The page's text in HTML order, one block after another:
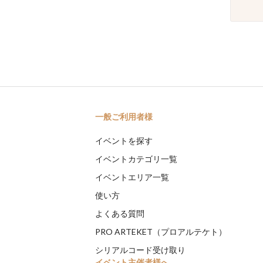
一般ご利用者様
イベントを探す
イベントカテゴリ一覧
イベントエリア一覧
使い方
よくある質問
PRO ARTEKET（プロアルテケト）
シリアルコード受け取り